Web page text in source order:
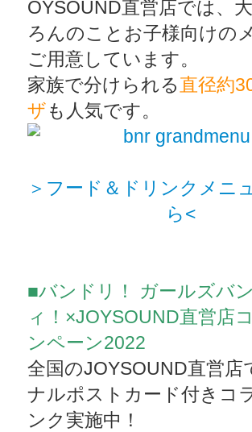
OYSOUND直営店では、
ろんのことお子様向けの
ご用意しています。
家族で分けられる直径約
ザも人気です。
＞フード＆ドリンクメニ
ら<
■バンドリ！ ガールズバ
ィ！×JOYSOUND直営店
ンペーン2022
全国のJOYSOUND直営店
ナルポストカード付きコ
ンク実施中！